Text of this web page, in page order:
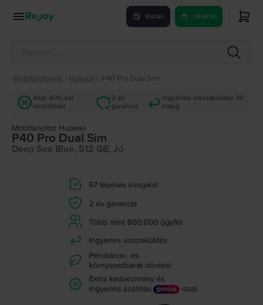
Eladás Vásárlás
Mobiltelefonok Huawei P40 Pro Dual Sim
Akár 40%-kal
olcsóbban
2 év
garancia
Ingyenes visszaküldés 30
napig
Mobiltelefon Huawei
P40 Pro Dual Sim
Deep Sea Blue, 512 GB, Jó